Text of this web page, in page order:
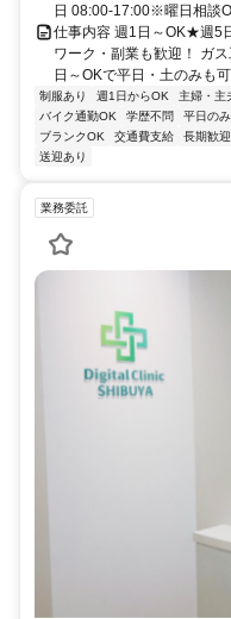
日 08:00-17:00※曜日相談
仕事内容 週1日～OK★週5
ワーク・副業も歓迎！ ガ
日～OKで平日・土のみも
制服あり 週1日からOK 主婦・主
バイク通勤OK
学歴不問 平日の
ブランクOK
交通費支給 長期歓迎
送迎あり
業務委託